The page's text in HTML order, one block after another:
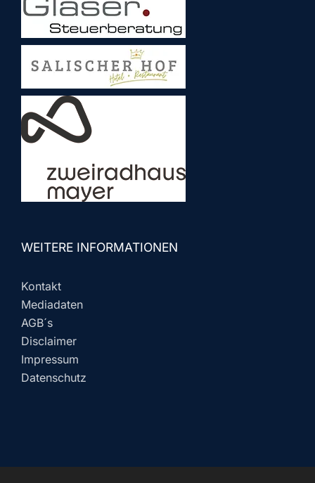
WEITERE INFORMATIONEN
Kontakt
Mediadaten
AGB´s
Disclaimer
Impressum
Datenschutz